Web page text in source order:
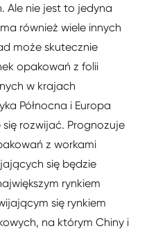
Ale nie jest to jedyna
również wiele innych
może skutecznie
opakowań z folii
w krajach
Północna i Europa
rozwijać. Prognozuje
z workami
się będzie
rynkiem
się rynkiem
na którym Chiny i